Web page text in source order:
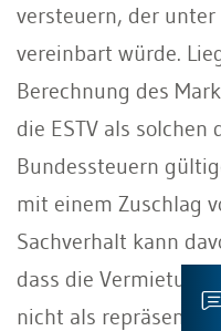
versteuern, der
vereinbart würde.
Berechnung des
die ESTV als
Bundessteuern
mit einem Zuschlag
Sachverhalt kann
dass die Vermietung
nicht als